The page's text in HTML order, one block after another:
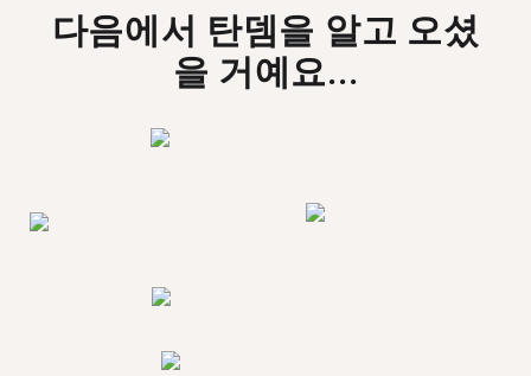
다음에서 탄뎀을 알고 오셨
을 거예요...